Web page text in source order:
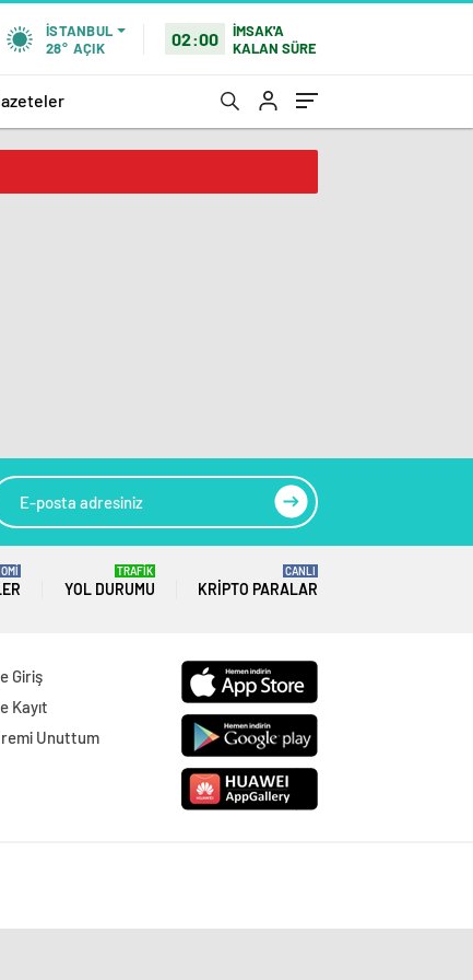
İSTANBUL
28° AÇIK 02:00
İMSAK'A
KALAN SÜRE
YOL DURUMU
TRAFİK
KRIPTO PARALAR
CANLI
Giriş
Kayıt
Unuttum